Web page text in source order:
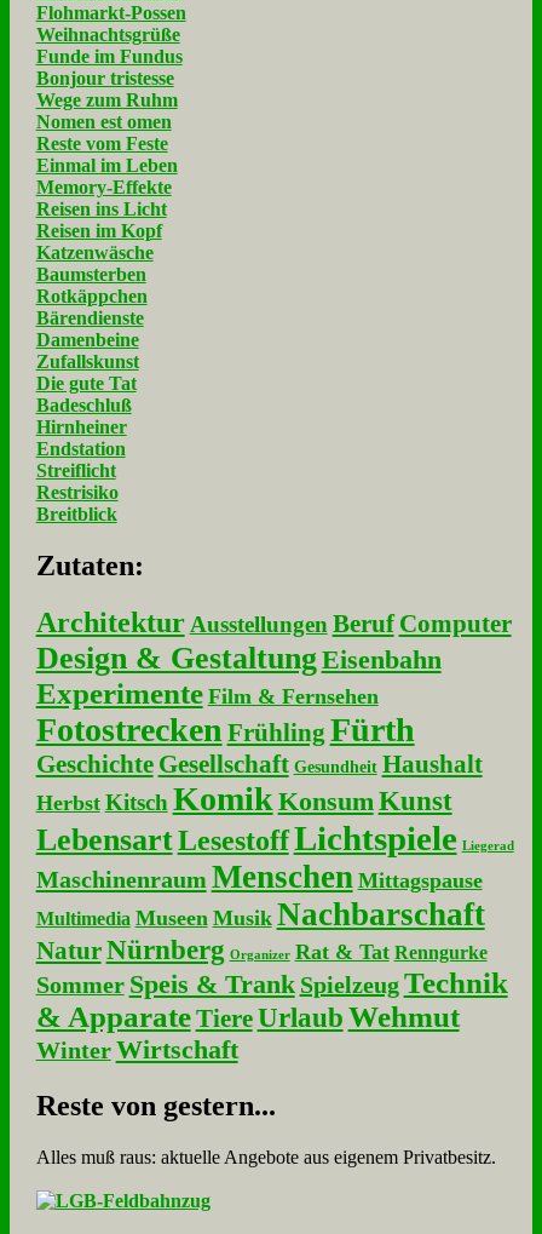
Flohmarkt-Possen
Weihnachtsgrüße
Funde im Fundus
Bonjour tristesse
Wege zum Ruhm
Nomen est omen
Reste vom Feste
Einmal im Leben
Memory-Effekte
Reisen ins Licht
Reisen im Kopf
Katzenwäsche
Baumsterben
Rotkäppchen
Bärendienste
Damenbeine
Zufallskunst
Die gute Tat
Badeschluß
Hirnheiner
Endstation
Streiflicht
Restrisiko
Breitblick
Zu­ta­ten:
Architektur Ausstellungen Beruf Computer
Design & GestaltungEisenbahn
Experimente Film & Fernsehen
Fotostrecken Frühling Fürth
Geschichte Gesellschaft Gesundheit Haushalt
Herbst Kitsch Komik KonsumKunst
LebensartLesestoffLichtspiele Liegerad
Maschinenraum Menschen Mittagspause
Multimedia Museen Musik Nachbarschaft
NaturNürnberg Organizer Rat & Tat Renngurke
Sommer Speis & Trank Spielzeug Technik
& Apparate Tiere UrlaubWehmut
Winter Wirtschaft
Re­ste von ge­stern...
Alles muß raus: aktuelle An­ge­bo­te aus eigenem Privatbesitz.